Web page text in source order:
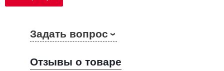
Задать вопрос
Отзывы о товаре